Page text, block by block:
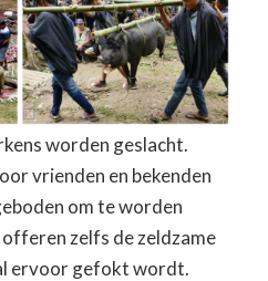
worden geslacht.
vrienden en bekenden
om te worden
zelfs de zeldzame
ervoor gefokt wordt.